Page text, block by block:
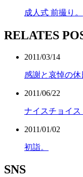
成人式 前撮り。
RELATES
2011/03/14
感謝と哀悼の休
2011/06/22
ナイスチョイス
2011/01/02
初詣。
SNS